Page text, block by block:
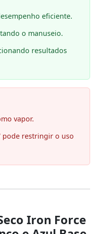
eficiente.
o manuseio.
resultados
vapor.
pode restringir o uso
Iron Force